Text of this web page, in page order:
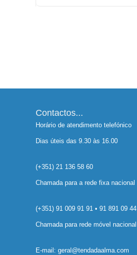
Contactos...
Horário de atendimento telefónico
Dias úteis das 9.30 às 16.00
(+351) 21 136 58 60
Chamada para a rede fixa nacional
(+351) 91 009 91 91 • 91 891 09 44
Chamada para rede móvel nacional
E-mail: geral@tendadaalma.com